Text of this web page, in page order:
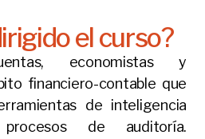
el curso?
economistas y
financiero-contable que
de inteligencia
de auditoría.